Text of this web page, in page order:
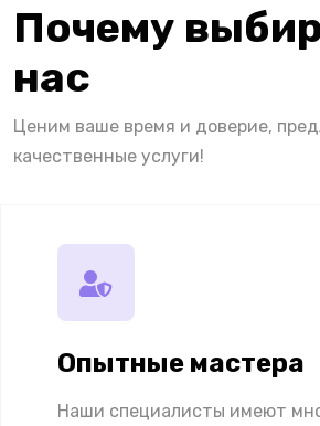
Почему
нас
Ценим ваше время и доверие,
качественные услуги!
Опытные мастера
Наши специалисты имеют